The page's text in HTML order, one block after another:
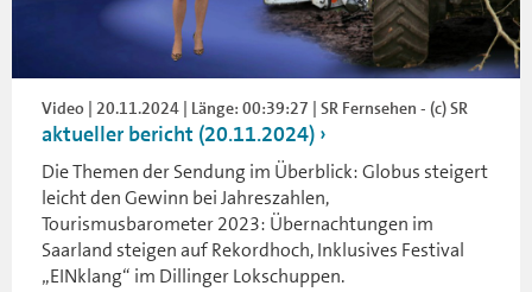
Video | 20.11.2024 | Länge: 00:39:27 | SR Fernsehen - (c) SR
aktueller bericht (20.11.2024)
Die Themen der Sendung im Überblick: Globus steigert
leicht den Gewinn bei Jahreszahlen,
Tourismusbarometer 2023: Übernachtungen im
Saarland steigen auf Rekordhoch, Inklusives Festival
„EINklang“ im Dillinger Lokschuppen.